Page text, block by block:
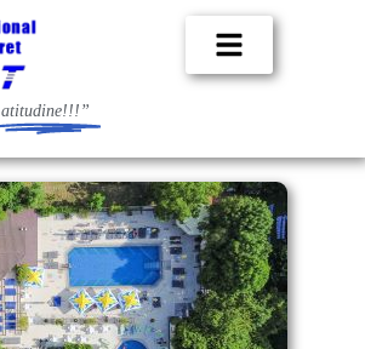
atitudine!!!”